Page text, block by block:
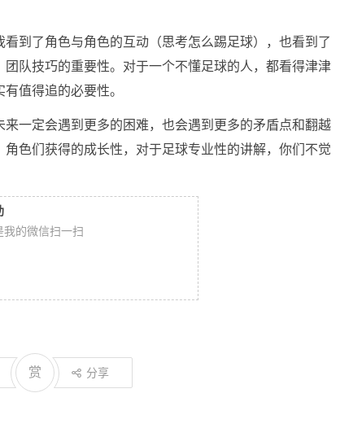
到了角色与角色的互动（思考怎么踢足球），也看到了
队技巧的重要性。对于一个不懂足球的人，都看得津津
值得追的必要性。
一定会遇到更多的困难，也会遇到更多的矛盾点和翻越
色们获得的成长性，对于足球专业性的讲解，你们不觉
我的微信扫一扫
赏 分享